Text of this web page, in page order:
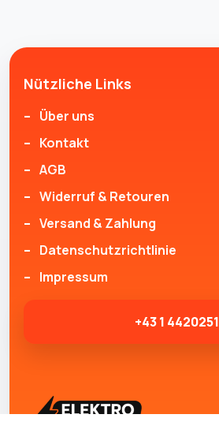
Nützliche Links
Über uns
Kontakt
AGB
Widerruf & Retouren
Versand & Zahlung
Datenschutzrichtlinie
Impressum
+43 1 4420251